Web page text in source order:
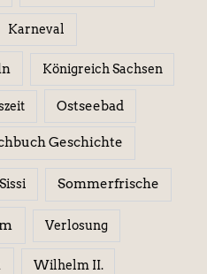
Karneval
Königreich Sachsen
Ostseebad
Geschichte
Sissi Sommerfrische
Verlosung
Wilhelm II.